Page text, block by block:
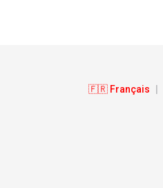
🇫🇷 Français